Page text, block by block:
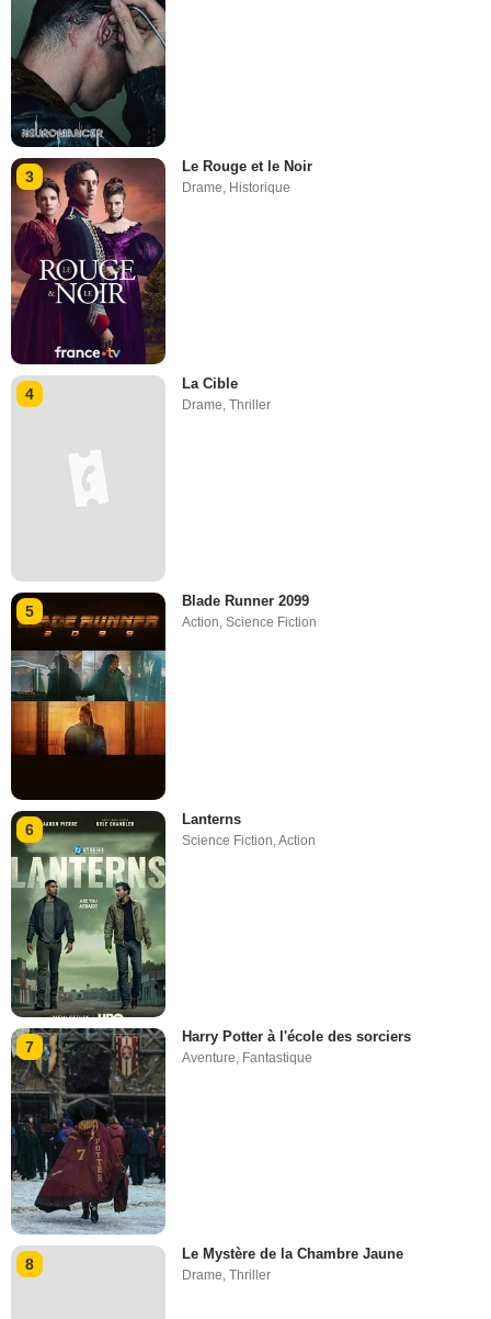
3
Le Rouge et le Noir
Drame Historique
4
La Cible
Drame,Thriller
5
Blade Runner 2099
Action,Science Fiction
6
Lanterns
Science Fiction ,Action
7
Harry Potter à l'école des sorciers
Aventure, Fantastique
8
Le Mystère de la Chambre Jaune
Drame,Thriller